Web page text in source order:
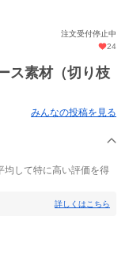
注文受付停止中
24
ス素材（切り枝
みんなの投稿を見る
均して特に高い評価を得
詳しくはこちら